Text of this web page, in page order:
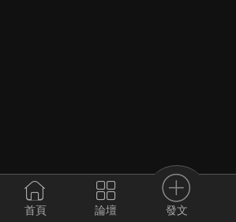
首頁 論壇 發文